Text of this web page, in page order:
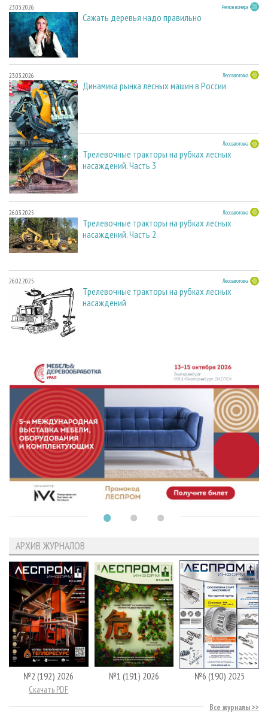
23.03.2026 Регион номера
Сажать деревья надо правильно
23.03.2026 Лесозаготовка
Динамика рынка лесных машин в России
27.05.2025 Лесозаготовка
Трелевочные тракторы на рубках лесных
насаждений. Часть 3
26.03.2025 Лесозаготовка
Трелевочные тракторы на рубках лесных
насаждений. Часть 2
26.02.2025 Лесозаготовка
Трелевочные тракторы на рубках лесных
насаждений
АРХИВ ЖУРНАЛОВ
№2 (192) 2026
Скачать PDF
№1 (191) 2026 №6 (190) 2025
Все журналы